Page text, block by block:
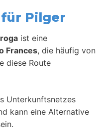
Pilger
ist eine
Frances, die häufig von
diese Route
Unterkunftsnetzes
kann eine Alternative